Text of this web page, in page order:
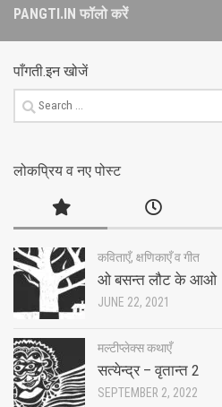
PANGTI.IN फॉलो करें
पाँगती.इन खोजें
Search
for:
लोकप्रिय व नए पोस्ट
कविताएँ, क्षणिकाएँ व गीत
ओ बसन्त लौट के आओ
JUNE 22, 2021
मल्टीप्लेक्स कथाएँ
सत्येन्द्र – वृतान्त 2
SEPTEMBER 2, 2022